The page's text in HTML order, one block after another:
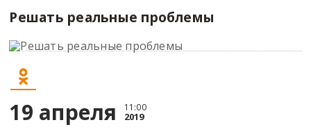
Решать реальные проблемы
19 апреля 11:00
2019